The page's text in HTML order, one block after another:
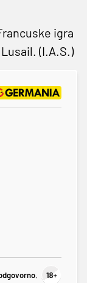
igra
(I.A.S.)